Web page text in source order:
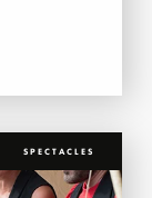
SPECTACLES